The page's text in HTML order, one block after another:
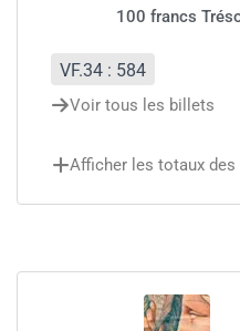
100 francs
Voir tous les billets
VF.34 : 584
Afficher les totaux des